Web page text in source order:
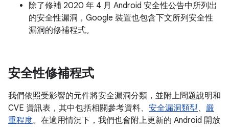
除了修補 2020 年 4 月 Android 安全性公告中所列出
的安全性漏洞，Google 裝置也包含下文所列安全性
漏洞的修補程式。
安全性修補程式
我們依照受影響的元件將安全漏洞分類，並附上問題說明和
CVE 資訊表，其中包括相關參考資料、 安全漏洞類型、 嚴
重程度。在適用情況下，我們也會附上更新的 Android 開放